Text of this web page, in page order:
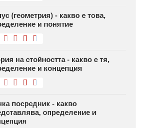
(геометрия) - какво е това,
и понятие
на стойността - какво е тя,
и концепция
посредник - какво
определение и